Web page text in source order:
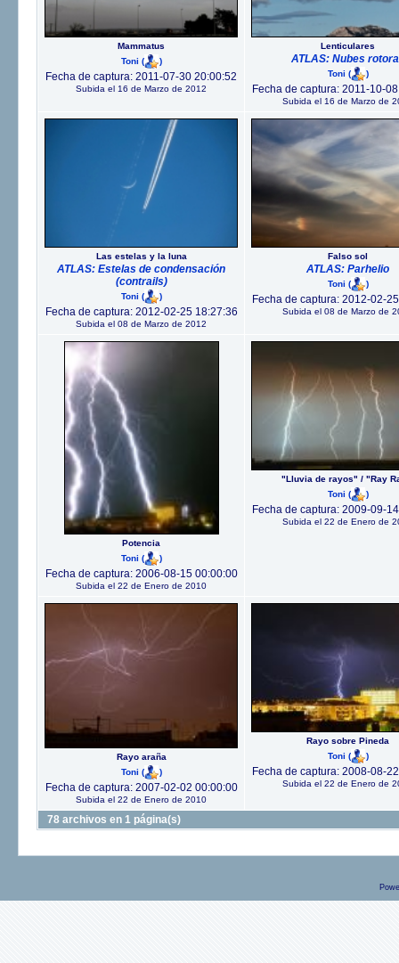
Mammatus
Toni ( )
Fecha de captura: 2011-07-30 20:00:52
Subida el 16 de Marzo de 2012
Lenticulares
ATLAS: Nubes
Toni ( )
Fecha de captura: 2011-10-
Subida el 16 de Marzo de
Las estelas y la luna
ATLAS: Estelas de condensación
(contrails)
Toni ( )
Fecha de captura: 2012-02-25 18:27:36
Subida el 08 de Marzo de 2012
Falso sol
ATLAS: Parhelio
Toni ( )
Fecha de captura: 2012-02-
Subida el 08 de Marzo de
Potencia
Toni ( )
Fecha de captura: 2006-08-15 00:00:00
Subida el 22 de Enero de 2010
"Lluvia de rayos" / "Ray
Toni ( )
Fecha de captura: 2009-09-
Subida el 22 de Enero de
Rayo araña
Toni ( )
Fecha de captura: 2007-02-02 00:00:00
Subida el 22 de Enero de 2010
Rayo sobre Pineda
Toni ( )
Fecha de captura: 2008-08-
Subida el 22 de Enero de
78 archivos en 1 página(s)